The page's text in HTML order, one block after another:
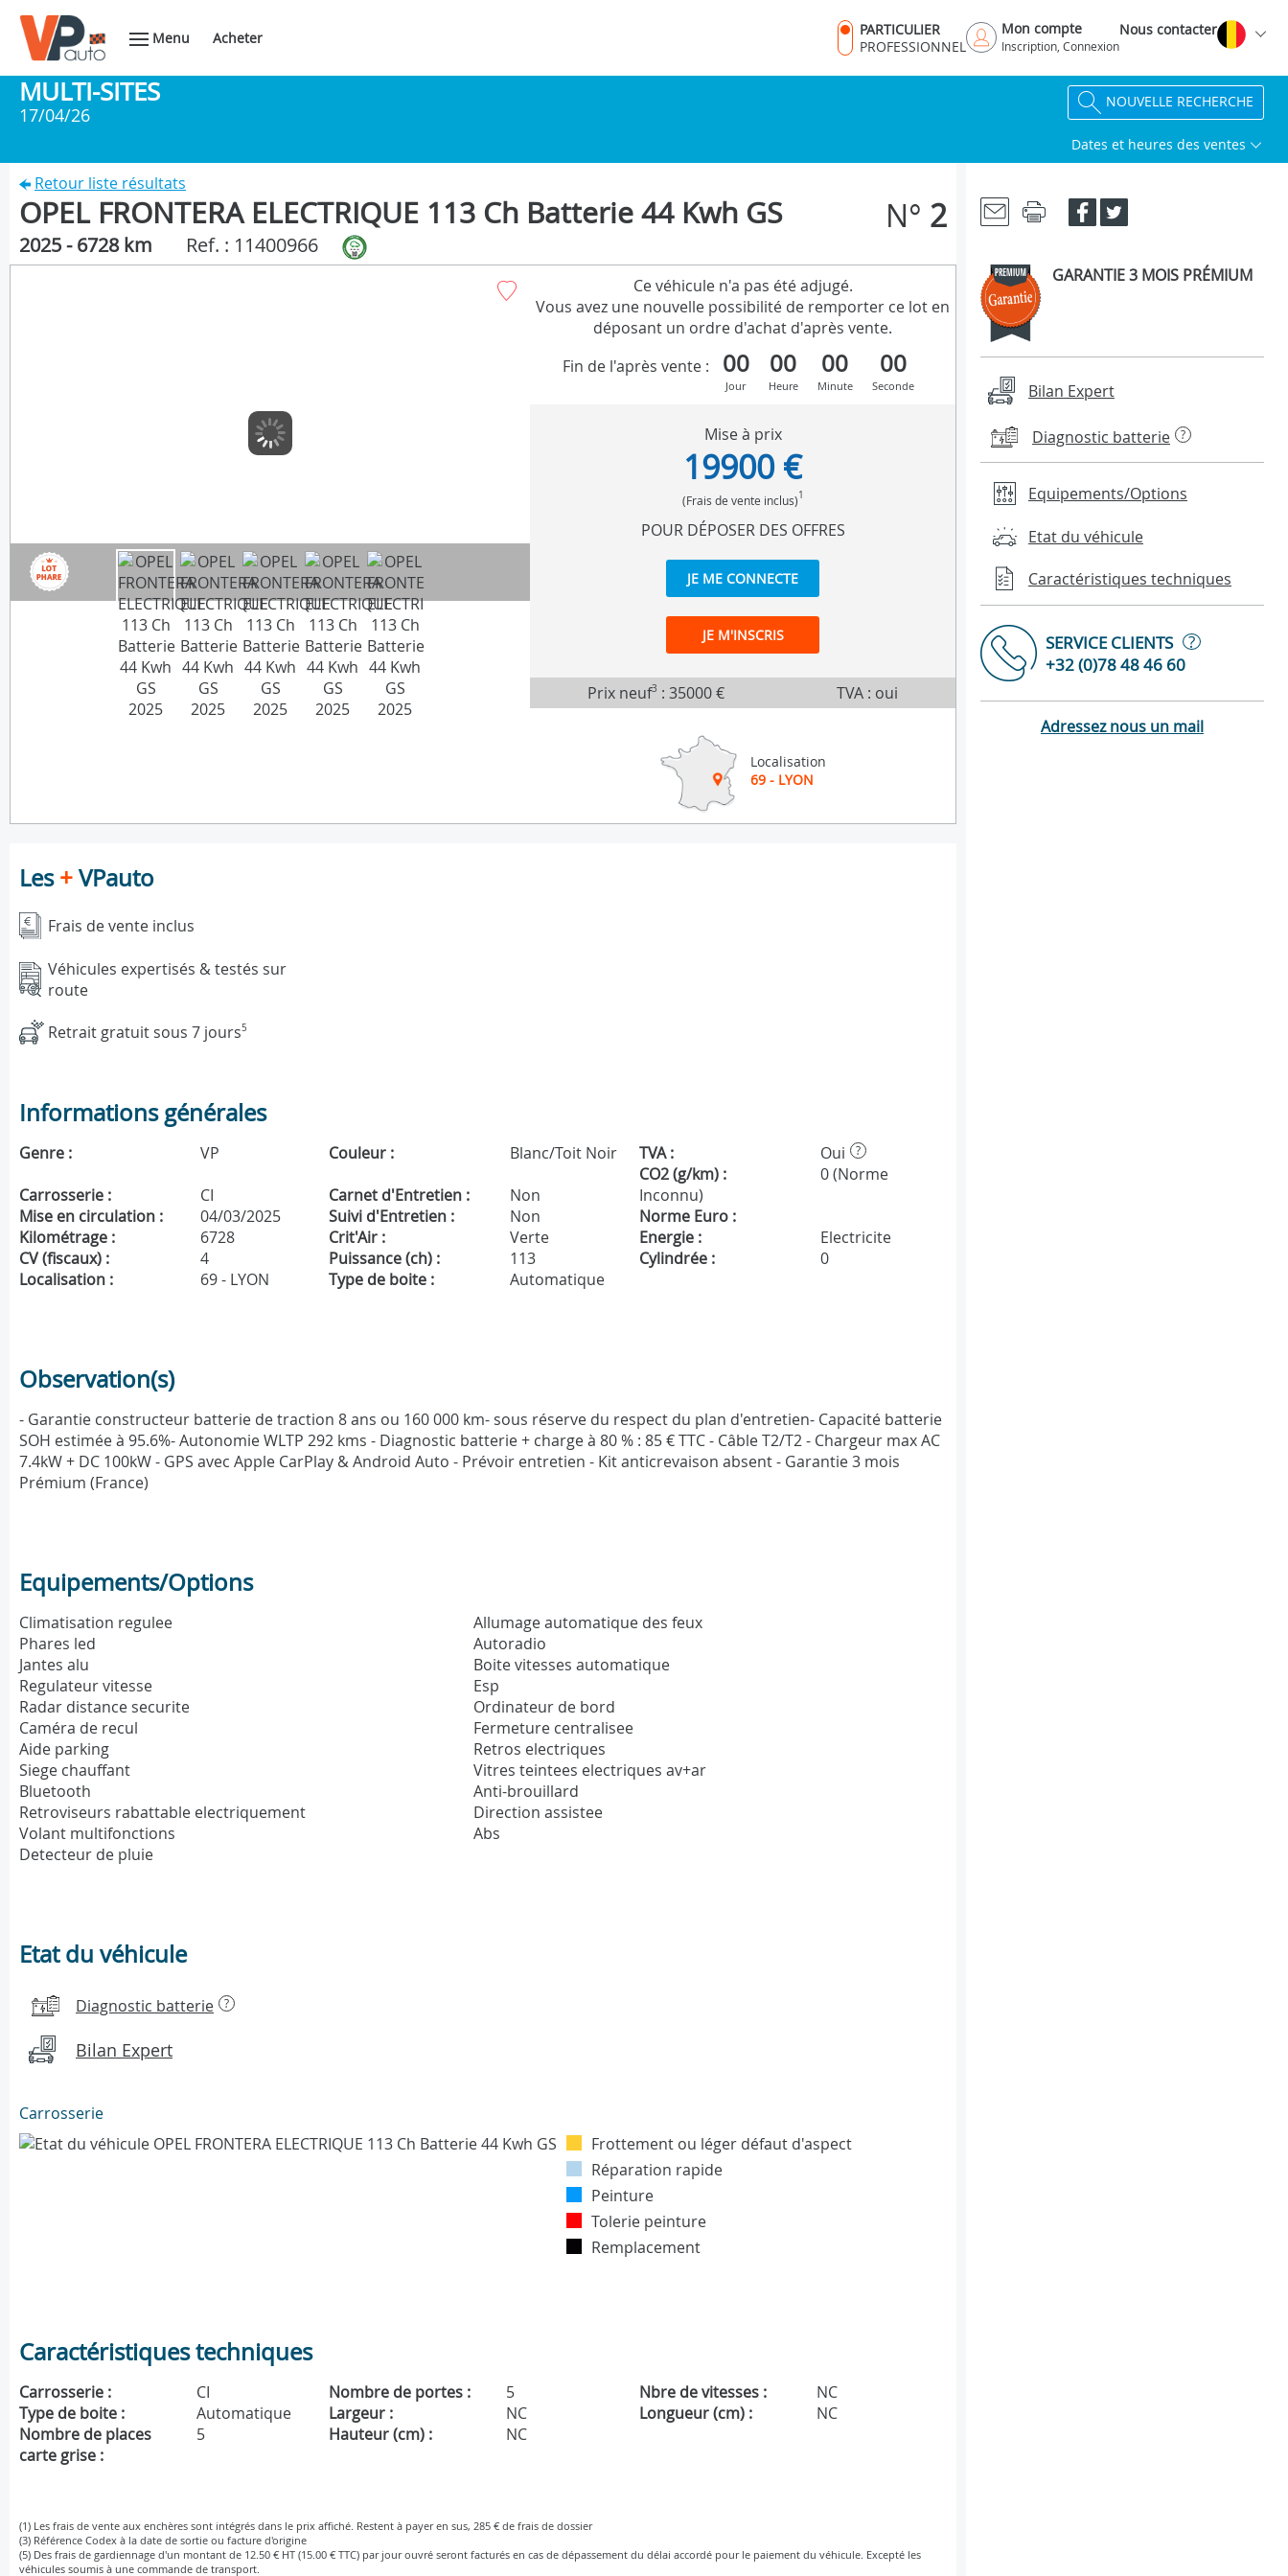
Menu Acheter
PARTICULIER
PROFESSIONNEL
Mon compte
Inscription, Connexion
Nous contacter
MULTI-SITES
17/04/26
NOUVELLE RECHERCHE
Dates et heures des ventes
Retour liste résultats
OPEL FRONTERA ELECTRIQUE 113 Ch Batterie 44 Kwh GS
2025 - 6728 km Ref. : 11400966
N° 2
Ce véhicule n'a pas été adjugé.
Vous avez une nouvelle possibilité de remporter ce lot en
déposant un ordre d'achat d'après vente.
Fin de l'après vente :
00
Jour
00
Heure
00
Minute
00
Seconde
Mise à prix
19900 €
(Frais de vente inclus)1
POUR DÉPOSER DES OFFRES
JE ME CONNECTE
JE M'INSCRIS
Prix neuf3 :35000 € TVA : oui
Localisation
69 - LYON
Les+VPauto
Frais de vente inclus
Véhicules expertisés & testés sur
route
Retrait gratuit sous 7 jours5
Informations générales
Genre : VP Couleur : Blanc/Toit Noir TVA : Oui ?
Carrosserie : CI Carnet d'Entretien : Non
CO2 (g/km) :
0 (Norme
Inconnu)
Mise en circulation :
04/03/2025 Suivi d'Entretien : Non
Norme Euro :
Kilométrage :
6728 Crit'Air : Verte Energie :
Electricite
CV (fiscaux) :
4 Puissance (ch) : 113 Cylindrée :
0
Localisation :
69 - LYON Type de boite : Automatique
Observation(s)
- Garantie constructeur batterie de traction 8 ans ou 160 000 km- sous réserve du respect du plan d'entretien- Capacité batterie
SOH estimée à 95.6%- Autonomie WLTP 292 kms - Diagnostic batterie + charge à 80 % : 85 € TTC - Câble T2/T2 - Chargeur max AC
7.4kW + DC 100kW - GPS avec Apple CarPlay & Android Auto - Prévoir entretien - Kit anticrevaison absent - Garantie 3 mois
Prémium (France)
Equipements/Options
Climatisation regulee
Phares led
Jantes alu
Regulateur vitesse
Radar distance securite
Caméra de recul
Aide parking
Siege chauffant
Bluetooth
Retroviseurs rabattable electriquement
Volant multifonctions
Detecteur de pluie
Allumage automatique des feux
Autoradio
Boite vitesses automatique
Esp
Ordinateur de bord
Fermeture centralisee
Retros electriques
Vitres teintees electriques av+ar
Anti-brouillard
Direction assistee
Abs
Etat du véhicule
Diagnostic batterie ?
Bilan Expert
Carrosserie
Frottement ou léger défaut d'aspect
Réparation rapide
Peinture
Tolerie peinture
Remplacement
Caractéristiques techniques
Carrosserie : CI Nombre de portes : 5 Nbre de vitesses :
NC
Type de boite :
Automatique Largeur : NC Longueur (cm) :
NC
Nombre de places
carte grise :
5 Hauteur (cm) : NC
(1) Les frais de vente aux enchères sont intégrés dans le prix affiché. Restent à payer en sus, 285 € de frais de dossier
(3) Référence Codex à la date de sortie ou facture d'origine
(5) Des frais de gardiennage d'un montant de 12.50 € HT (15.00 € TTC) par jour ouvré seront facturés en cas de dépassement du délai accordé pour le paiement du véhicule. Excepté les
véhicules soumis à une commande de transport.
GARANTIE 3 MOIS PRÉMIUM
Bilan Expert
Diagnostic batterie ?
Equipements/Options
Etat du véhicule
Caractéristiques techniques
SERVICE CLIENTS
?
+32 (0)78 48 46 60
Adressez nous un mail